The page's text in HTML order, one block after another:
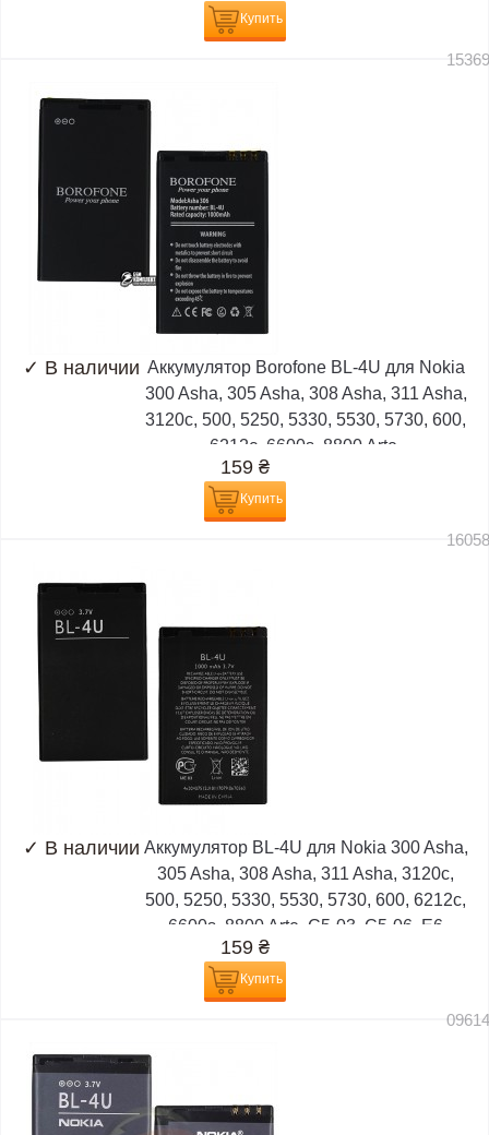
Купить
✓ В наличии Аккумулятор Borofone BL-4U для Nokia
300 Asha, 305 Asha, 308 Asha, 311 Asha,
3120c, 500, 5250, 5330, 5530, 5730, 600,
6212c, 6600s, 8800 Arte,
159 ₴
Купить
✓ В наличии Аккумулятор BL-4U для Nokia 300 Asha,
305 Asha, 308 Asha, 311 Asha, 3120c,
500, 5250, 5330, 5530, 5730, 600, 6212c,
6600s, 8800 Arte, C5-03, C5-06, E6
159 ₴
Купить